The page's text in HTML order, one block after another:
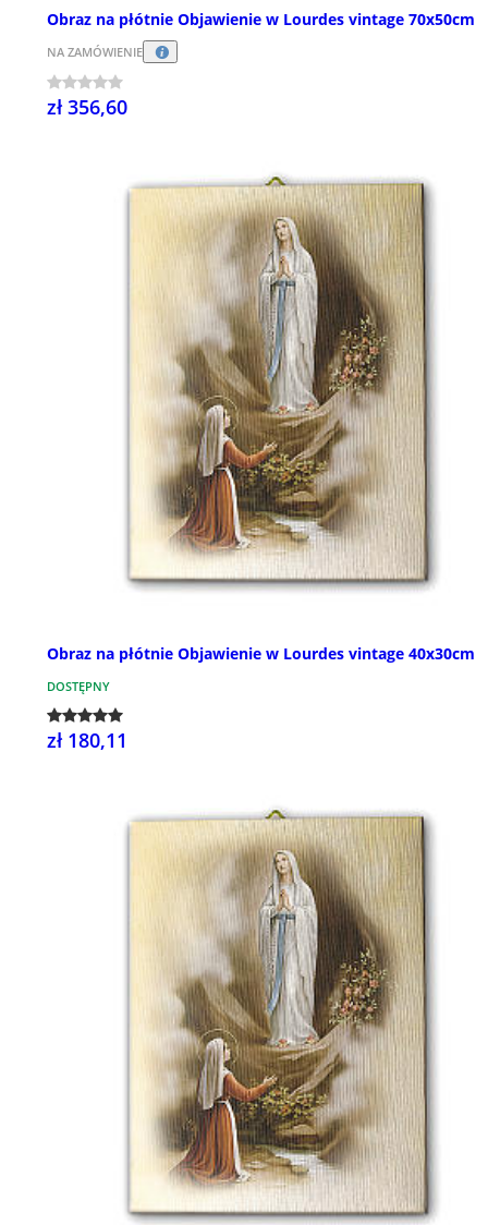
Obraz na płótnie Objawienie w Lourdes vintage 70x50cm
NA ZAMÓWIENIE
zł 356,60
Obraz na płótnie Objawienie w Lourdes vintage 40x30cm
DOSTĘPNY
zł 180,11